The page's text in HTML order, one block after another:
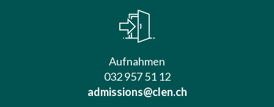
Aufnahmen
032 957 51 12
admissions@clen.ch